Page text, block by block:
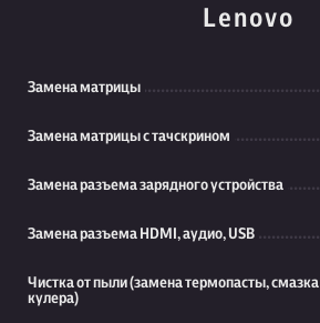
Lenovo
Замена матрицы
Замена матрицы с тачскрином
Замена разъема зарядного устройства
Замена разъема HDMI, аудио, USB
Чистка от пыли (замена термопасты, смазка
кулера)